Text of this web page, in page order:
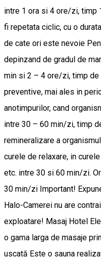
intre 1 ora si 4 ore/zi, timp
fi repetata ciclic, cu o
de cate ori este nevoie
depinzand de gradul de
min si 2 – 4 ore/zi, timp
preventive, mai ales in
anotimpurilor, cand
intre 30 – 60 min/zi, timp
remineralizare a
curele de relaxare, in
etc. intre 30 si 60 min/zi.
30 min/zi Important!
Halo-Camerei nu are
exploatare! Masaj Hotel
o gama larga de masaje
uscată Este o sauna